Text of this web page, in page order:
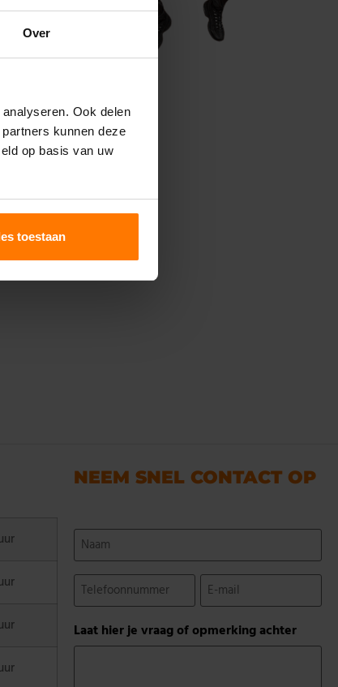
Over
Ook delen
kunnen deze
op basis van uw
toestaan
NEEM SNEL CONTACT OP
Naam
(Vereist)
Telefoonnummer
(Vereist)
E-
mail
(Vereist)
Laat hier je vraag of opmerking achter